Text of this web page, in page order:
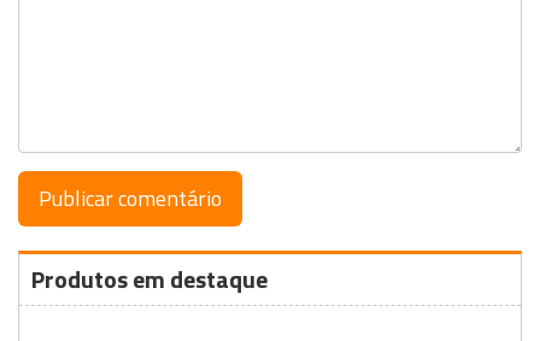
Produtos em destaque